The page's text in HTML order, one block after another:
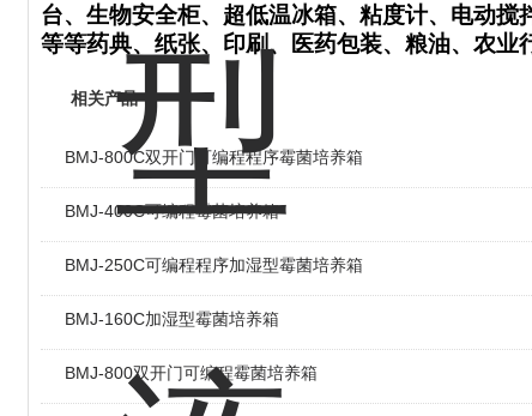
台、生物安全柜、超低温冰箱、粘度计、电动
等等药典、纸张、印刷、医药包装、粮油、农业
相关产品
BMJ-800C双开门可编程程序霉菌培养箱
BMJ-400C可编程霉菌培养箱
BMJ-250C可编程程序加湿型霉菌培养箱
BMJ-160C加湿型霉菌培养箱
BMJ-800双开门可编程霉菌培养箱